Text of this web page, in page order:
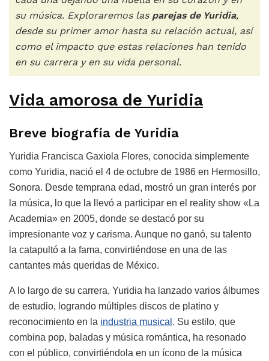
su música. Exploraremos las parejas de Yuridia,
desde su primer amor hasta su relación actual, así
como el impacto que estas relaciones han tenido
en su carrera y en su vida personal.
Vida amorosa de Yuridia
Breve biografía de Yuridia
Yuridia Francisca Gaxiola Flores, conocida simplemente
como Yuridia, nació el 4 de octubre de 1986 en Hermosillo,
Sonora. Desde temprana edad, mostró un gran interés por
la música, lo que la llevó a participar en el reality show «La
Academia» en 2005, donde se destacó por su
impresionante voz y carisma. Aunque no ganó, su talento
la catapultó a la fama, convirtiéndose en una de las
cantantes más queridas de México.
A lo largo de su carrera, Yuridia ha lanzado varios álbumes
de estudio, logrando múltiples discos de platino y
reconocimiento en la industria musical . Su estilo, que
combina pop, baladas y música romántica, ha resonado
con el público, convirtiéndola en un ícono de la música